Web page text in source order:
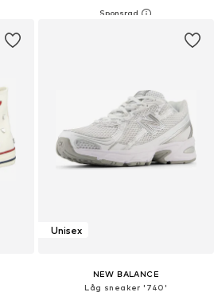
Unisex
NEW BALANCE
Låg sneaker '740'